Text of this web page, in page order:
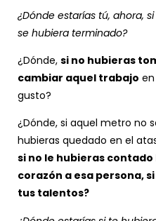
¿Dónde estarías tú, ahora,
se hubiera terminado?
¿Dónde, si no hubieras
cambiar aquel trabajo
gusto?
¿Dónde, si aquel metro no
hubieras quedado en el
si no le hubieras
corazón a esa persona,
tus talentos?